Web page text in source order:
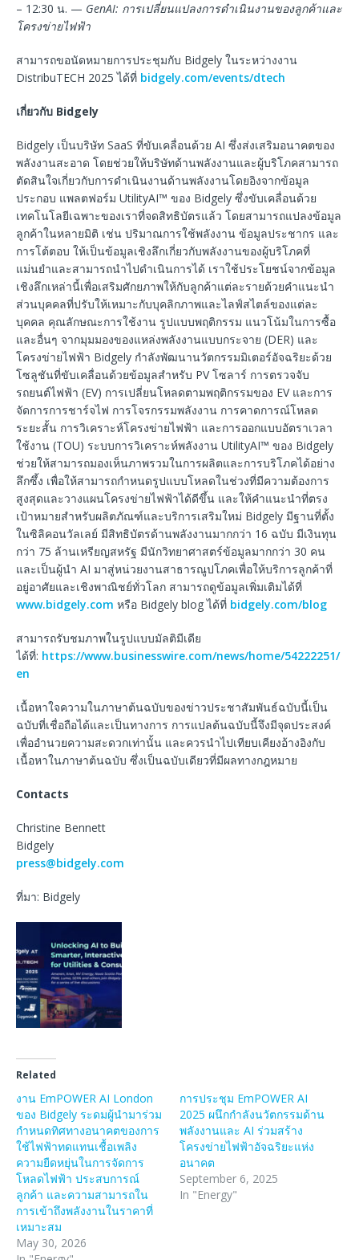
– 12:30 น. — GenAI: การเปลี่ยนแปลงการดำเนินงานของลูกค้าและ
โครงข่ายไฟฟ้า
สามารถขอนัดหมายการประชุมกับ Bidgely ในระหว่างงาน
DistribuTECH 2025 ได้ที่ bidgely.com/events/dtech
เกี่ยวกับ Bidgely
Bidgely เป็นบริษัท SaaS ที่ขับเคลื่อนด้วย AI ซึ่งส่งเสริมอนาคตของ
พลังงานสะอาด โดยช่วยให้บริษัทด้านพลังงานและผู้บริโภคสามารถ
ตัดสินใจเกี่ยวกับการดำเนินงานด้านพลังงานโดยอิงจากข้อมูล
ประกอบ แพลตฟอร์ม UtilityAI™ ของ Bidgely ซึ่งขับเคลื่อนด้วย
เทคโนโลยีเฉพาะของเราที่จดสิทธิบัตรแล้ว โดยสามารถแปลงข้อมูล
ลูกค้าในหลายมิติ เช่น ปริมาณการใช้พลังงาน ข้อมูลประชากร และ
การโต้ตอบ ให้เป็นข้อมูลเชิงลึกเกี่ยวกับพลังงานของผู้บริโภคที่
แม่นยำและสามารถนำไปดำเนินการได้ เราใช้ประโยชน์จากข้อมูล
เชิงลึกเหล่านี้เพื่อเสริมศักยภาพให้กับลูกค้าแต่ละรายด้วยคำแนะนำ
ส่วนบุคคลที่ปรับให้เหมาะกับบุคลิกภาพและไลฟ์สไตล์ของแต่ละ
บุคคล คุณลักษณะการใช้งาน รูปแบบพฤติกรรม แนวโน้มในการซื้อ
และอื่นๆ จากมุมมองของแหล่งพลังงานแบบกระจาย (DER) และ
โครงข่ายไฟฟ้า Bidgely กำลังพัฒนานวัตกรรมมิเตอร์อัจฉริยะด้วย
โซลูชันที่ขับเคลื่อนด้วยข้อมูลสำหรับ PV โซลาร์ การตรวจจับ
รถยนต์ไฟฟ้า (EV) การเปลี่ยนโหลดตามพฤติกรรมของ EV และการ
จัดการการชาร์จไฟ การโจรกรรมพลังงาน การคาดการณ์โหลด
ระยะสั้น การวิเคราะห์โครงข่ายไฟฟ้า และการออกแบบอัตราเวลา
ใช้งาน (TOU) ระบบการวิเคราะห์พลังงาน UtilityAI™ ของ Bidgely
ช่วยให้สามารถมองเห็นภาพรวมในการผลิตและการบริโภคได้อย่าง
ลึกซึ้ง เพื่อให้สามารถกำหนดรูปแบบโหลดในช่วงที่มีความต้องการ
สูงสุดและวางแผนโครงข่ายไฟฟ้าได้ดีขึ้น และให้คำแนะนำที่ตรง
เป้าหมายสำหรับผลิตภัณฑ์และบริการเสริมใหม่ Bidgely มีฐานที่ตั้ง
ในซิลิคอนวัลเลย์ มีสิทธิบัตรด้านพลังงานมากกว่า 16 ฉบับ มีเงินทุน
กว่า 75 ล้านเหรียญสหรัฐ มีนักวิทยาศาสตร์ข้อมูลมากกว่า 30 คน
และเป็นผู้นำ AI มาสู่หน่วยงานสาธารณูปโภคเพื่อให้บริการลูกค้าที่
อยู่อาศัยและเชิงพาณิชย์ทั่วโลก สามารถดูข้อมูลเพิ่มเติมได้ที่
www.bidgely.com หรือ Bidgely blog ได้ที่ bidgely.com/blog
สามารถรับชมภาพในรูปแบบมัลติมีเดีย
ได้ที่: https://www.businesswire.com/news/home/54222251/
en
เนื้อหาใจความในภาษาต้นฉบับของข่าวประชาสัมพันธ์ฉบับนี้เป็น
ฉบับที่เชื่อถือได้และเป็นทางการ การแปลต้นฉบับนี้จึงมีจุดประสงค์
เพื่ออำนวยความสะดวกเท่านั้น และควรนำไปเทียบเคียงอ้างอิงกับ
เนื้อหาในภาษาต้นฉบับ ซึ่งเป็นฉบับเดียวที่มีผลทางกฎหมาย
Contacts
Christine Bennett
Bidgely
press@bidgely.com
ที่มา: Bidgely
Related
งาน EmPOWER AI London
ของ Bidgely ระดมผู้นำมาร่วม
กำหนดทิศทางอนาคตของการ
ใช้ไฟฟ้าทดแทนเชื้อเพลิง
ความยืดหยุ่นในการจัดการ
โหลดไฟฟ้า ประสบการณ์
ลูกค้า และความสามารถใน
การเข้าถึงพลังงานในราคาที่
เหมาะสม
May 30, 2026
การประชุม EmPOWER AI
2025 ผนึกกำลังนวัตกรรมด้าน
พลังงานและ AI ร่วมสร้าง
โครงข่ายไฟฟ้าอัจฉริยะแห่ง
อนาคต
September 6, 2025
In "Energy"